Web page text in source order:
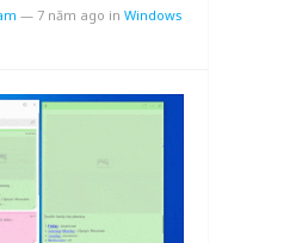
— 7 năm ago in Windows